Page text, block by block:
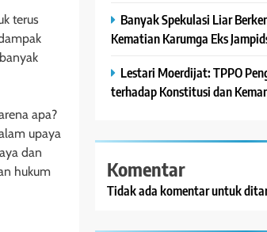
terus
apa?
upaya
dan
hukum
Banyak Spekulasi Liar
Kematian Karumga Eks
Lestari Moerdijat: TPPO
terhadap Konstitusi dan
Komentar
Tidak ada komentar untuk